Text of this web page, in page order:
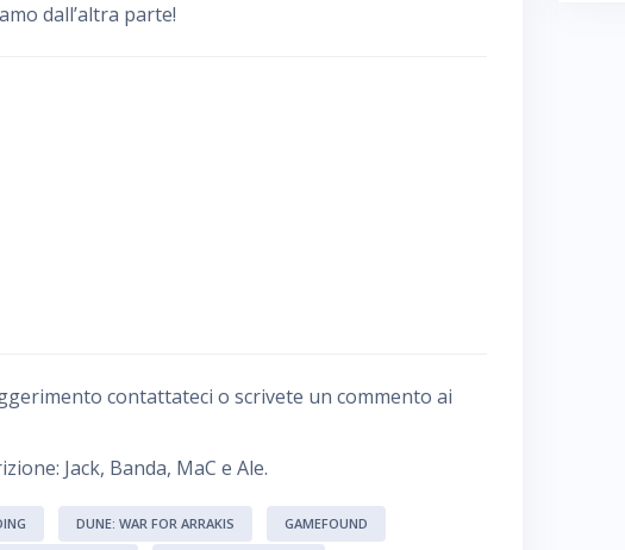
dall’altra parte!
contattateci o scrivete un commento ai
Jack, Banda, MaC e Ale.
DUNE: WAR FOR ARRAKIS GAMEFOUND